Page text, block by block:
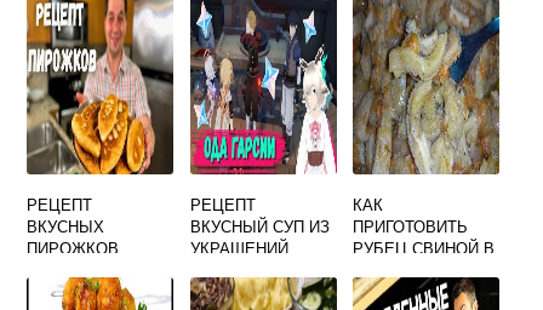
РЕЦЕПТ
ВКУСНЫХ
ПИРОЖКОВ
КАРТОШКОЙ
РЕЦЕПТ
ВКУСНЫЙ СУП ИЗ
УКРАШЕНИЙ
КАК
ПРИГОТОВИТЬ
РУБЕЦ СВИНОЙ В
УСЛОВИЯХ